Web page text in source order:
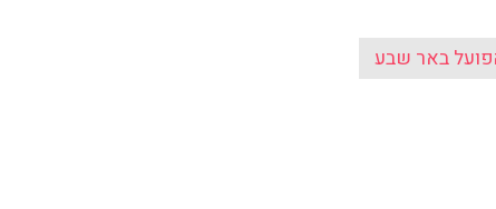
באר שבע